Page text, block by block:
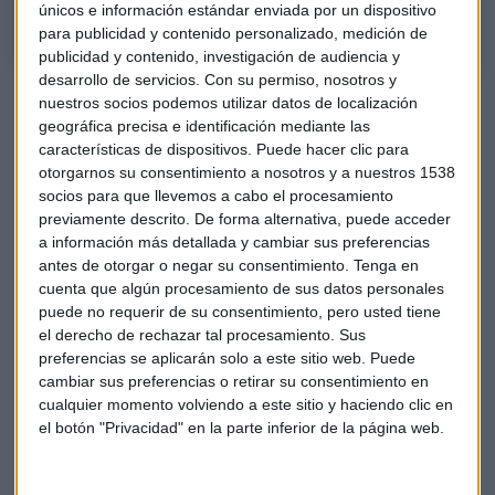
únicos e información estándar enviada por un dispositivo
para publicidad y contenido personalizado, medición de
publicidad y contenido, investigación de audiencia y
desarrollo de servicios. Con su permiso, nosotros y
nuestros socios podemos utilizar datos de localización
geográfica precisa e identificación mediante las
características de dispositivos. Puede hacer clic para
otorgarnos su consentimiento a nosotros y a nuestros 1538
socios para que llevemos a cabo el procesamiento
previamente descrito. De forma alternativa, puede acceder
a información más detallada y cambiar sus preferencias
antes de otorgar o negar su consentimiento. Tenga en
cuenta que algún procesamiento de sus datos personales
puede no requerir de su consentimiento, pero usted tiene
el derecho de rechazar tal procesamiento. Sus
preferencias se aplicarán solo a este sitio web. Puede
cambiar sus preferencias o retirar su consentimiento en
cualquier momento volviendo a este sitio y haciendo clic en
el botón "Privacidad" en la parte inferior de la página web.
Las cifras son contundentes. Mientras que losJuegos
Olímpicos de Parísgeneraron 1,6 millones de toneladas de
CO2 con muy poca movilidad intrapaís, este Mundial se
espera que genere unas 9 millones de toneladas. Como
referencia, el Mundial de Qatarde hace cuatro años
generó 3,5 toneladas, "bastante más del doble" que París.
La diferencia radica en lasdistancias: "En Qatar, en 55
kilómetros de distancia se celebraron todos los partidos.
Aquí para abarcar toda la distancia de los puntos más
lejanos tenemos que abarcar 4.500 kilómetros. Una
auténtica salvajada".
¿Es compatible la expansión deportiva con